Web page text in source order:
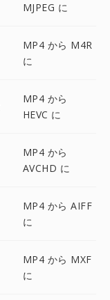
MJPEG に
MP4 から M4R
に
MP4 から
HEVC に
MP4 から
AVCHD に
MP4 から AIFF
に
MP4 から MXF
に